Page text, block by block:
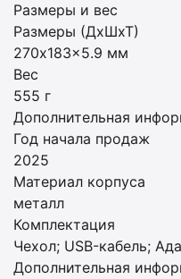
Размеры и вес
Размеры (ДхШхТ)
270x183x5.9 мм
Вес
555 г
Дополнительная
Год начала продаж
2025
Материал корпуса
металл
Комплектация
Чехол; USB-кабель;
Дополнительная